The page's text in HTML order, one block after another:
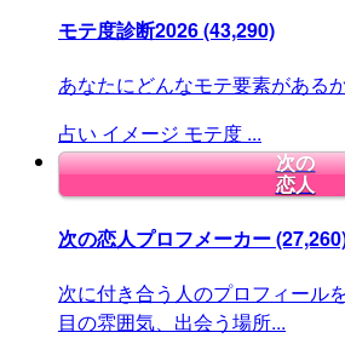
モテ度診断2026(43,290)
あなたにどんなモテ要素がある
占い イメージ モテ度 ...
次の
恋人
次の恋人プロフメーカー
次に付き合う人のプロフィール
目の雰囲気、出会う場所...